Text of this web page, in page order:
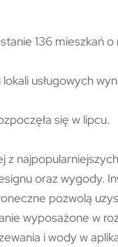
136 mieszkań
usługowych
się w lipcu.
oraz wygody.
pozwolą
wyposażone w
i wody w